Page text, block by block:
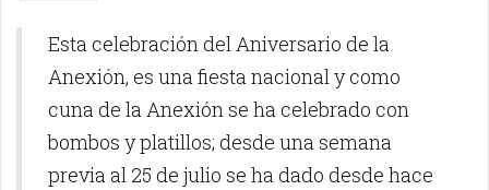
Esta celebración del Aniversario de la
Anexión, es una fiesta nacional y como
cuna de la Anexión se ha celebrado con
bombos y platillos; desde una semana
previa al 25 de julio se ha dado desde hace